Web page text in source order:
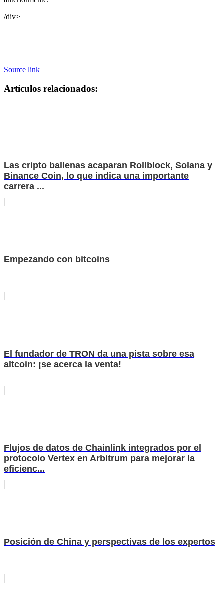
/div>
Source link
Artículos relacionados:
Las cripto ballenas acaparan Rollblock, Solana y
Binance Coin, lo que indica una importante
carrera ...
Empezando con bitcoins
El fundador de TRON da una pista sobre esa
altcoin: ¡se acerca la venta!
Flujos de datos de Chainlink integrados por el
protocolo Vertex en Arbitrum para mejorar la
eficienc...
Posición de China y perspectivas de los expertos